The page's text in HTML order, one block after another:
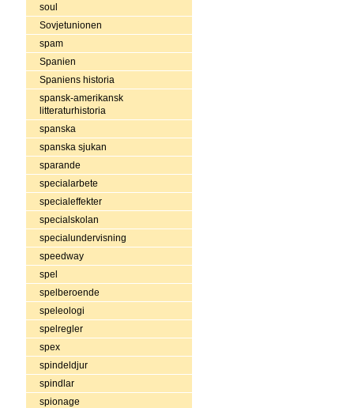
soul
Sovjetunionen
spam
Spanien
Spaniens historia
spansk-amerikansk
litteraturhistoria
spanska
spanska sjukan
sparande
specialarbete
specialeffekter
specialskolan
specialundervisning
speedway
spel
spelberoende
speleologi
spelregler
spex
spindeldjur
spindlar
spionage